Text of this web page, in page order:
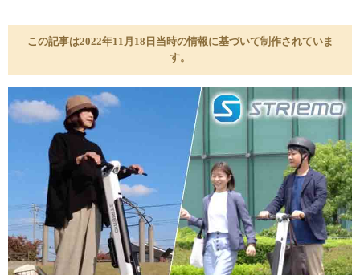
この記事は2022年11月18日当時の情報に基づいて制作されていま
す。